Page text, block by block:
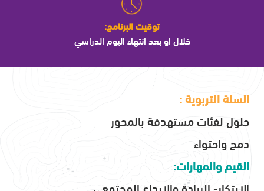
توقيت البرنامج:
خلال او بعد انتهاء اليوم الدراسي
السلة التربوية :
حلول لفئات مستهدفة بالمحور
دمج واحتواء
القيم والمهارات: